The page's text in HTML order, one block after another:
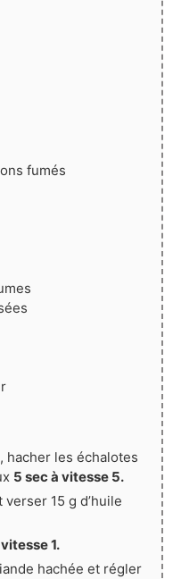
fumés
hacher les échalotes
5 sec à vitesse 5.
15 g d’huile
1.
hachée et régler